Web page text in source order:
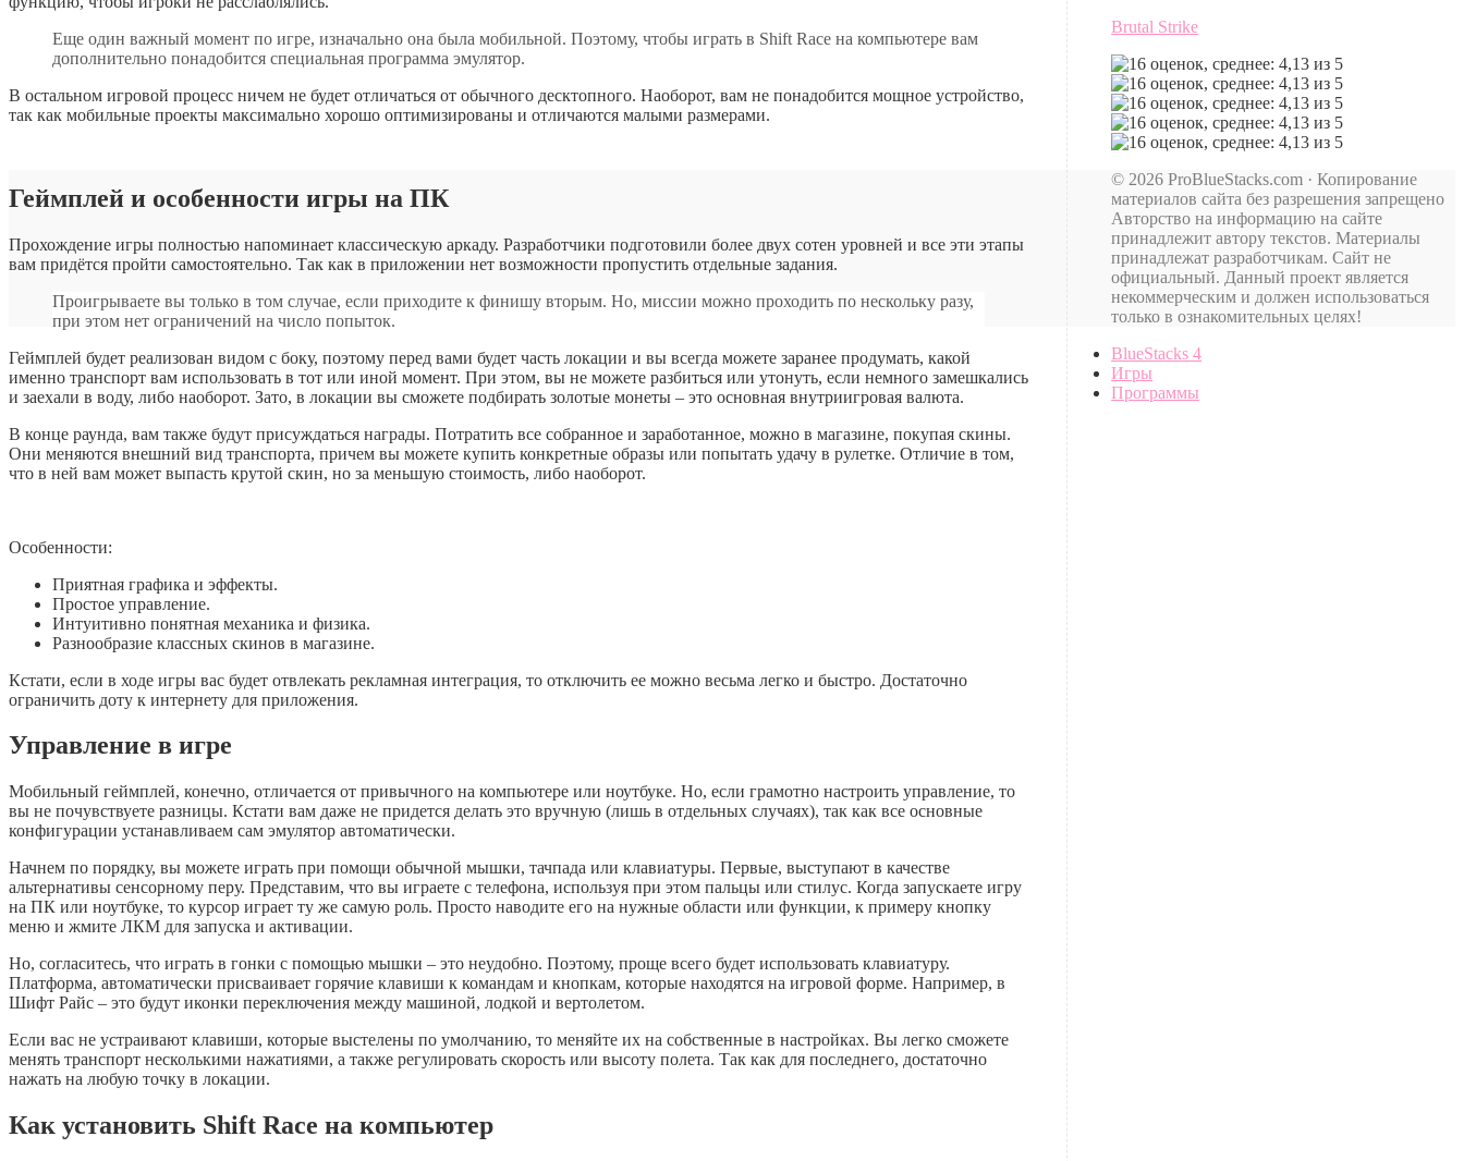
Еще один важный момент по игре, изначально она была мобильной. Поэтому, чтобы играть в Shift Race на компьютере вам
дополнительно понадобится специальная программа эмулятор.
В остальном игровой процесс ничем не будет отличаться от обычного десктопного. Наоборот, вам не понадобится мощное устройство,
так как мобильные проекты максимально хорошо оптимизированы и отличаются малыми размерами.
Геймплей и особенности игры на ПК
Прохождение игры полностью напоминает классическую аркаду. Разработчики подготовили более двух сотен уровней и все эти этапы
вам придётся пройти самостоятельно. Так как в приложении нет возможности пропустить отдельные задания.
Проигрываете вы только в том случае, если приходите к финишу вторым. Но, миссии можно проходить по нескольку разу,
при этом нет ограничений на число попыток.
Геймплей будет реализован видом с боку, поэтому перед вами будет часть локации и вы всегда можете заранее продумать, какой
именно транспорт вам использовать в тот или иной момент. При этом, вы не можете разбиться или утонуть, если немного замешкались
и заехали в воду, либо наоборот. Зато, в локации вы сможете подбирать золотые монеты – это основная внутриигровая валюта.
В конце раунда, вам также будут присуждаться награды. Потратить все собранное и заработанное, можно в магазине, покупая скины.
Они меняются внешний вид транспорта, причем вы можете купить конкретные образы или попытать удачу в рулетке. Отличие в том,
что в ней вам может выпасть крутой скин, но за меньшую стоимость, либо наоборот.
Особенности:
Приятная графика и эффекты.
Простое управление.
Интуитивно понятная механика и физика.
Разнообразие классных скинов в магазине.
Кстати, если в ходе игры вас будет отвлекать рекламная интеграция, то отключить ее можно весьма легко и быстро. Достаточно
ограничить доту к интернету для приложения.
Управление в игре
Мобильный геймплей, конечно, отличается от привычного на компьютере или ноутбуке. Но, если грамотно настроить управление, то
вы не почувствуете разницы. Кстати вам даже не придется делать это вручную (лишь в отдельных случаях), так как все основные
конфигурации устанавливаем сам эмулятор автоматически.
Начнем по порядку, вы можете играть при помощи обычной мышки, тачпада или клавиатуры. Первые, выступают в качестве
альтернативы сенсорному перу. Представим, что вы играете с телефона, используя при этом пальцы или стилус. Когда запускаете игру
на ПК или ноутбуке, то курсор играет ту же самую роль. Просто наводите его на нужные области или функции, к примеру кнопку
меню и жмите ЛКМ для запуска и активации.
Но, согласитесь, что играть в гонки с помощью мышки – это неудобно. Поэтому, проще всего будет использовать клавиатуру.
Платформа, автоматически присваивает горячие клавиши к командам и кнопкам, которые находятся на игровой форме. Например, в
Шифт Райс – это будут иконки переключения между машиной, лодкой и вертолетом.
Если вас не устраивают клавиши, которые выстелены по умолчанию, то меняйте их на собственные в настройках. Вы легко сможете
менять транспорт несколькими нажатиями, а также регулировать скорость или высоту полета. Так как для последнего, достаточно
нажать на любую точку в локации.
Как установить Shift Race на компьютер
Brutal Strike
© 2026 ProBlueStacks.com · Копирование
материалов сайта без разрешения запрещено
Авторство на информацию на сайте
принадлежит автору текстов. Материалы
принадлежат разработчикам. Сайт не
официальный. Данный проект является
некоммерческим и должен использоваться
только в ознакомительных целях!
BlueStacks 4
Игры
Программы